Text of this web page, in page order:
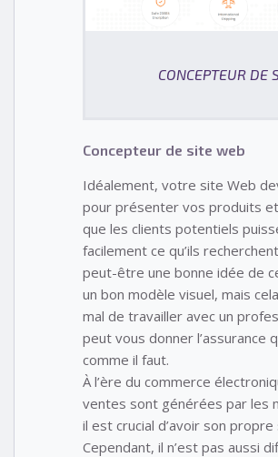
CONCEPTEUR DE
Concepteur de site web
Idéalement, votre site Web
pour présenter vos produits
que les clients potentiels
facilement ce qu’ils
peut-être une bonne idée de
un bon modèle visuel, mais
mal de travailler avec un
peut vous donner l’assurance
comme il faut.
À l’ère du commerce
ventes sont générées par les
il est crucial d’avoir son
Cependant, il n’est pas aussi